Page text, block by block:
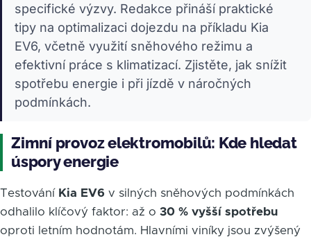
specifické výzvy. Redakce přináší praktické
tipy na optimalizaci dojezdu na příkladu Kia
EV6, včetně využití sněhového režimu a
efektivní práce s klimatizací. Zjistěte, jak snížit
spotřebu energie i při jízdě v náročných
podmínkách.
Zimní provoz elektromobilů: Kde hledat
úspory energie
Testování Kia EV6 v silných sněhových podmínkách
odhalilo klíčový faktor: až o 30 % vyšší spotřebu
oproti letním hodnotám. Hlavními viníky jsou zvýšený